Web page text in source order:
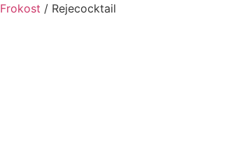
Frokost / Rejecocktail